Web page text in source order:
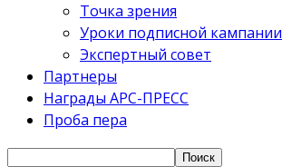
Точка зрения
Уроки подписной кампании
Экспертный совет
Партнеры
Награды АРС-ПРЕСС
Проба пера